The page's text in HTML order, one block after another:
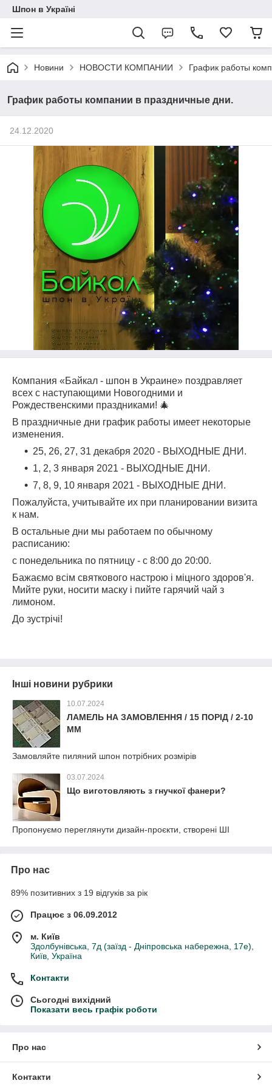
Шпон в Україні
Новини НОВОСТИ КОМПАНИИ График работы
График работы компании в праздничные дни.
24.12.2020
Компания «Байкал - шпон в Украине» поздравляет
всех с наступающими Новогодними и
Рождественскими праздниками! 🎄
В праздничные дни график работы имеет некоторые
изменения.
25, 26, 27, 31 декабря 2020 - ВЫХОДНЫЕ ДНИ.
1, 2, 3 января 2021 - ВЫХОДНЫЕ ДНИ.
7, 8, 9, 10 января 2021 - ВЫХОДНЫЕ ДНИ.
Пожалуйста, учитывайте их при планировании визита
к нам.
В остальные дни мы работаем по обычному
расписанию:
с понедельника по пятницу - с 8:00 до 20:00.
Бажаємо всім святкового настрою і міцного здоров'я.
Мийте руки, носити маску і пийте гарячий чай з
лимоном.
До зустрічі!
Інші новини рубрики
10.07.2024
ЛАМЕЛЬ НА ЗАМОВЛЕННЯ / 15 ПОРІД / 2-10
ММ
Замовляйте пиляний шпон потрібних розмірів
03.07.2024
Що виготовляють з гнучкої фанери?
Пропонуємо переглянути дизайн-проєкти, створені ШІ
Про нас
89% позитивних з 19 відгуків за рік
Працює з 06.09.2012
м. Київ
Здолбунівська, 7д (заїзд - Дніпровська набережна, 17е),
Київ, Україна
Контакти
Сьогодні вихідний
Показати весь графік роботи
Про нас
Контакти